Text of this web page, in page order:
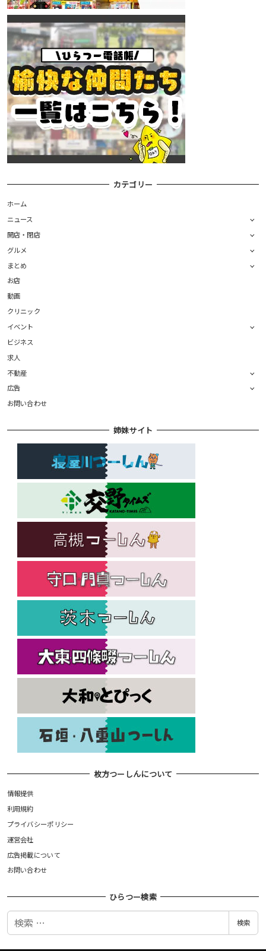
カテゴリー
ホーム
ニュース
開店・閉店
グルメ
まとめ
お店
動画
クリニック
イベント
ビジネス
求人
不動産
広告
お問い合わせ
姉妹サイト
枚方つーしんについて
情報提供
利用規約
プライバシーポリシー
運営会社
広告掲載について
お問い合わせ
ひらつー検索
検
検索